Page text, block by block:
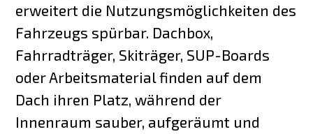
erweitert die Nutzungsmöglichkeiten des
Fahrzeugs spürbar. Dachbox,
Fahrradträger, Skiträger, SUP-Boards
oder Arbeitsmaterial finden auf dem
Dach ihren Platz, während der
Innenraum sauber, aufgeräumt und